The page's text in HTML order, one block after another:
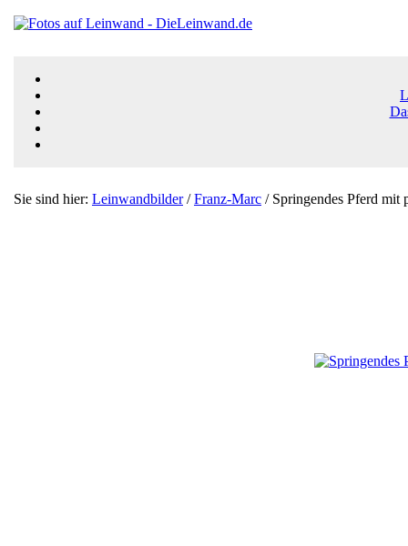
Sie sind hier: Leinwandbilder/Franz-Marc / Springendes Pferd mit